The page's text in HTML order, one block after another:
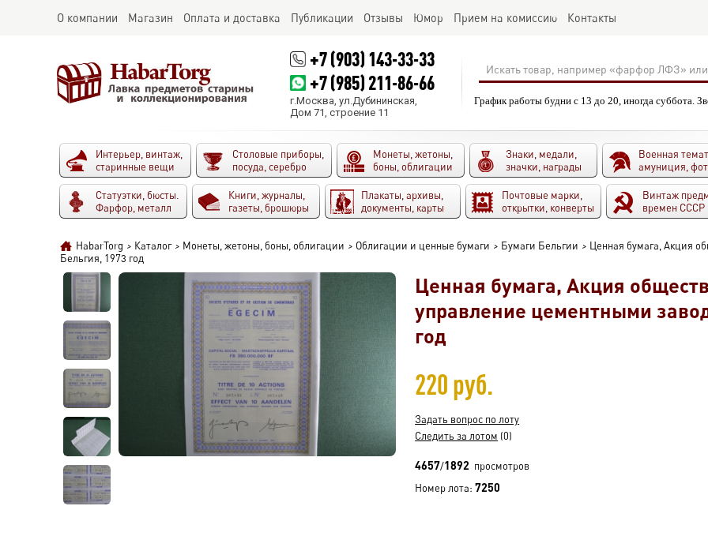
О компании Магазин Оплата и доставка Публикации Отзывы Юмор Прием на комиссию Контакты
+7 (903) 143-33-33
+7 (985) 211-86-66
г.Москва, ул.Дубининская,
Дом 71, строение 11
График работы будни с 13 до 20, иногда суббота.
Интерьер, винтаж,
старинные вещи
Столовые приборы,
посуда, серебро
Монеты, жетоны,
боны, облигации
Знаки, медали,
значки, награды
Военная
амуниция,
Статуэтки, бюсты.
Фарфор, металл
Книги, журналы,
газеты, брошюры
Плакаты, архивы,
документы, карты
Почтовые марки,
открытки, конверты
Винтаж
времен СССР
HabarTorg > Каталог > Монеты, жетоны, боны, облигации > Облигации и ценные бумаги > Бумаги Бельгии > Ценная бумага, Акция
Бельгия, 1973 год
Ценная бумага, Акция
управление цементными
год
220 руб.
Задать вопрос по лоту
Следить за лотом (0)
4657/1892 просмотров
Номер лота:7250